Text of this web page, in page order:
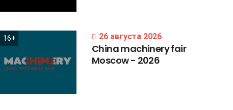
16+ 26 августа 2026
Chinamachineryfair
Moscow- 2026